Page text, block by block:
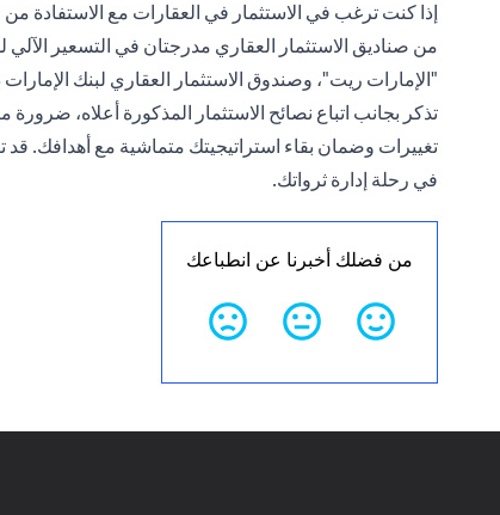
إذا كنت ترغب في الاستثمار في العقارات مع الاستفادة من
من صناديق الاستثمار العقاري مدرجتان في التسعير الآلي
"الإمارات ريت"، وصندوق الاستثمار العقاري لبنك
تذكر بجانب اتباع نصائح الاستثمار المذكورة أعلاه،
تغييرات وضمان بقاء استراتيجيتك متماشية مع أهدافك.
في رحلة إدارة ثرواتك.
من فضلك أخبرنا عن انطباعك